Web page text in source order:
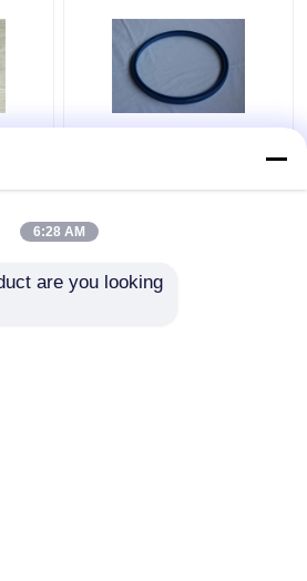
Piston Sızdırmazlığı
Solvent Direnci
6:28 AM
are you looking